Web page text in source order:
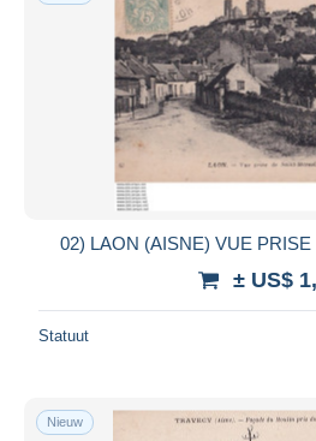
02) LAON (AISNE) VUE
± US$
Statuut
Nieuw